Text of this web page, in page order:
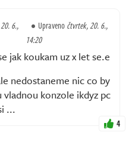
6.,
Upravenočtvrtek, 20. 6.,
14:20
jak koukam uz x let se.e
nedostaneme nic co by
konzole ikdyz pc
...
4